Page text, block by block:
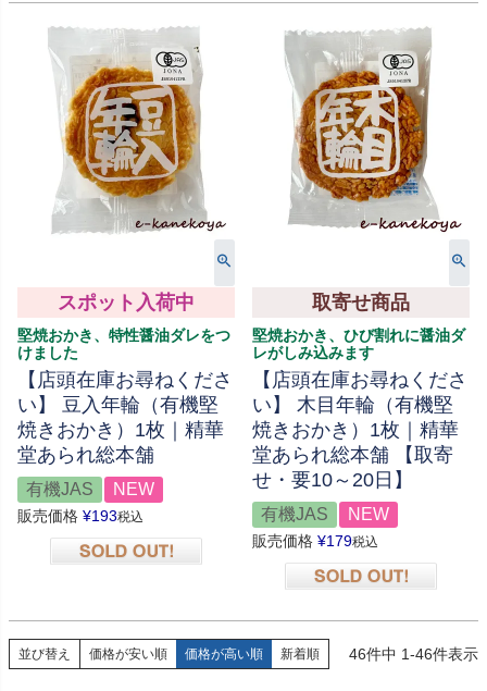
スポット入荷中
堅焼おかき、特性醤油ダレをつ
けました
【店頭在庫お尋ねくださ
い】 豆入年輪（有機堅
焼きおかき）1枚｜精華
堂あられ総本舗
有機JAS NEW
販売価格 ¥193税込
取寄せ商品
堅焼おかき、ひび割れに醤油ダ
レがしみ込みます
【店頭在庫お尋ねくださ
い】 木目年輪（有機堅
焼きおかき）1枚｜精華
堂あられ総本舗 【取寄
せ・要10～20日】
有機JAS NEW
販売価格 ¥179税込
並び替え 価格が安い順 価格が高い順 新着順 46件中 1-46件表示